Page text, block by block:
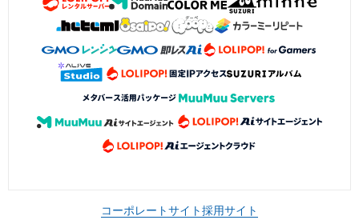
コーポレートサイト採用サイト